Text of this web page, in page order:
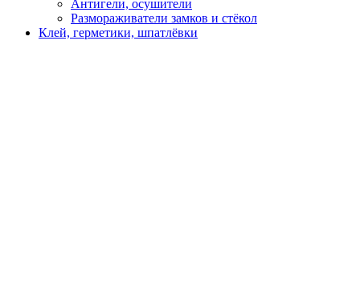
Антигели, осушители
Размораживатели замков и стёкол
Клей, герметики, шпатлёвки